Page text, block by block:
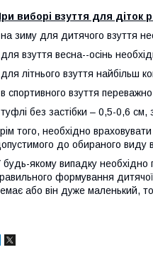
виборі взуття для
зиму для дитячого взуття
взуття весна--осінь
літнього взуття найбільш
спортивного взуття
без застібки – 0,5-0,6 см,
того, необхідно
до обираного виду
будь-якому випадку необхідно
формування
або він дуже маленький,